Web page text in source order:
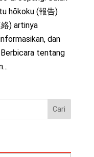
hōkoku (報告)
) artinya
dan
tentang